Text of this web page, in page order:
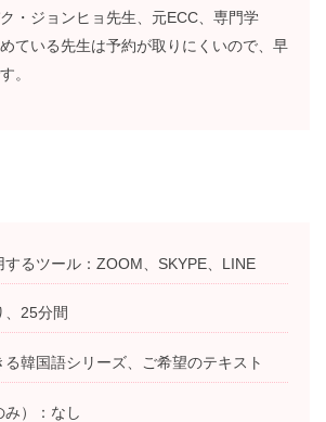
・ジョンヒョ先生、元ECC、専門学
ている先生は予約が取りにくいので、早
。
するツール：ZOOM、SKYPE、LINE
、25分間
る韓国語シリーズ、ご希望のテキスト
み）：なし